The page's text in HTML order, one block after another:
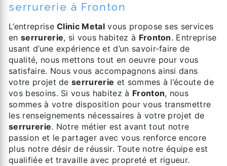
serrurerie à Fronton
L’entrepriseClinic Metal vous propose ses services
en serrurerie, si vous habitez à Fronton. Entreprise
usant d’une expérience et d’un savoir-faire de
qualité, nous mettons tout en oeuvre pour vous
satisfaire. Nous vous accompagnons ainsi dans
votre projet deserrurerie et sommes à l’écoute de
vos besoins. Si vous habitez à Fronton, nous
sommes à votre disposition pour vous transmettre
les renseignements nécessaires à votre projet de
serrurerie. Notre métier est avant tout notre
passion et le partager avec vous renforce encore
plus notre désir de réussir. Toute notre équipe est
qualifiée et travaille avec propreté et rigueur.